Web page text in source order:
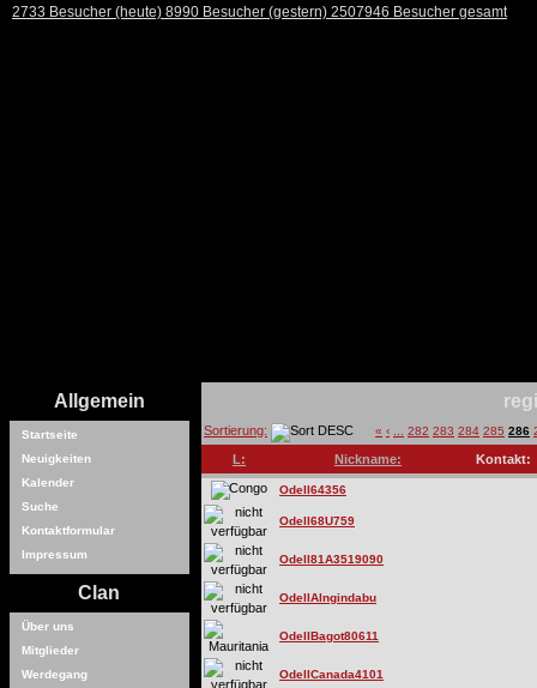
2733 Besucher (heute) 8990 Besucher (gestern) 2507946 Besucher gesamt
Allgemein
Startseite
Neuigkeiten
Kalender
Suche
Kontaktformular
Impressum
Clan
Über uns
Mitglieder
Werdegang
Sortierung: « ‹ 282 283 284 285 286
L: Nickname: Kontakt:
Odell64356
Odell68U759
Odell81A3519090
OdellAlngindabu
OdellBagot80611
OdellCanada4101